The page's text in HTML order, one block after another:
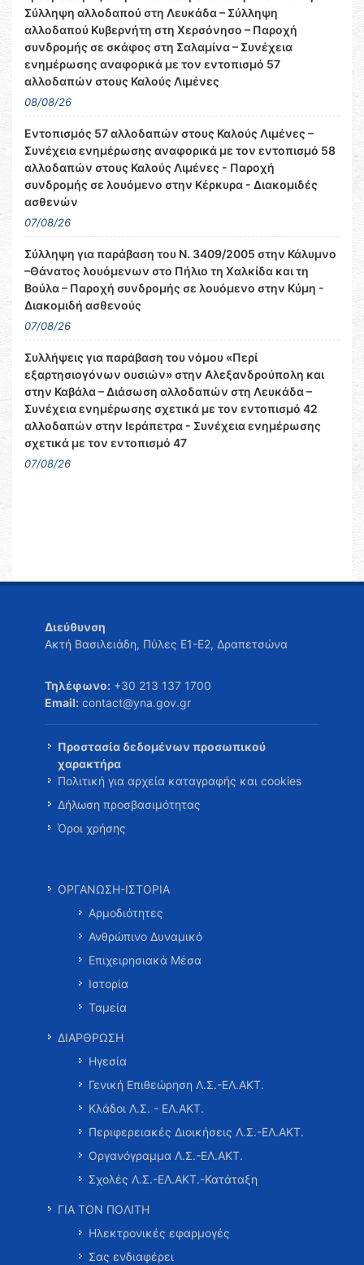
Σύλληψη αλλοδαπού στη Λευκάδα – Σύλληψη
αλλοδαπού Κυβερνήτη στη Χερσόνησο – Παροχή
συνδρομής σε σκάφος στη Σαλαμίνα – Συνέχεια
ενημέρωσης αναφορικά με τον εντοπισμό 57
αλλοδαπών στους Καλούς Λιμένες
08/08/26
Εντοπισμός 57 αλλοδαπών στους Καλούς Λιμένες –
Συνέχεια ενημέρωσης αναφορικά με τον εντοπισμό 58
αλλοδαπών στους Καλούς Λιμένες - Παροχή
συνδρομής σε λουόμενο στην Κέρκυρα - Διακομιδές
ασθενών
07/08/26
Σύλληψη για παράβαση του Ν. 3409/2005 στην Κάλυμνο
–Θάνατος λουόμενων στο Πήλιο τη Χαλκίδα και τη
Βούλα – Παροχή συνδρομής σε λουόμενο στην Κύμη -
Διακομιδή ασθενούς
07/08/26
Συλλήψεις για παράβαση του νόμου «Περί
εξαρτησιογόνων ουσιών» στην Αλεξανδρούπολη και
στην Καβάλα – Διάσωση αλλοδαπών στη Λευκάδα –
Συνέχεια ενημέρωσης σχετικά με τον εντοπισμό 42
αλλοδαπών στην Ιεράπετρα - Συνέχεια ενημέρωσης
σχετικά με τον εντοπισμό 47
07/08/26
Διεύθυνση
Ακτή Βασιλειάδη, Πύλες Ε1-Ε2, Δραπετσώνα
Τηλέφωνο: +30 213 137 1700
Email: contact@yna.gov.gr
Προστασία δεδομένων προσωπικού
χαρακτήρα
Πολιτική για αρχεία καταγραφής και cookies
Δήλωση προσβασιμότητας
Όροι χρήσης
ΟΡΓΑΝΩΣΗ-ΙΣΤΟΡΙΑ
Αρμοδιότητες
Ανθρώπινο Δυναμικό
Επιχειρησιακά Μέσα
Ιστορία
Ταμεία
ΔΙΑΡΘΡΩΣΗ
Ηγεσία
Γενική Επιθεώρηση Λ.Σ.-ΕΛ.ΑΚΤ.
Κλάδοι Λ.Σ. - ΕΛ.ΑΚΤ.
Περιφερειακές Διοικήσεις Λ.Σ.-ΕΛ.ΑΚΤ.
Οργανόγραμμα Λ.Σ.-ΕΛ.ΑΚΤ.
Σχολές Λ.Σ.-ΕΛ.ΑΚΤ.-Κατάταξη
ΓΙΑ ΤΟΝ ΠΟΛΙΤΗ
Ηλεκτρονικές εφαρμογές
Σας ενδιαφέρει